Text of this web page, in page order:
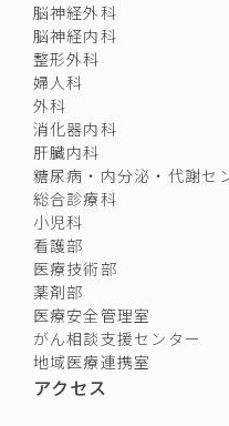
脳神経外科
脳神経内科
整形外科
婦人科
外科
消化器内科
肝臓内科
糖尿病・内分泌・代謝セ
総合診療科
小児科
看護部
医療技術部
薬剤部
医療安全管理室
がん相談支援センター
地域医療連携室
アクセス